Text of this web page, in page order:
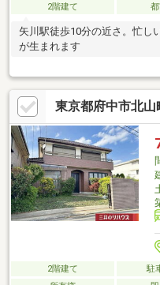
2階建て
矢川駅徒歩10分の近さ。忙し
が生まれます
東京都府中市北
2階建て 駐